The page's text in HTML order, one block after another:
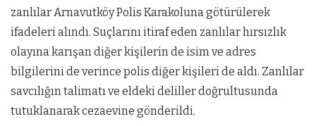
zanlılar Arnavutköy Polis Karakoluna götürülerek
ifadeleri alındı. Suçlarını itiraf eden zanlılar hırsızlık
olayına karışan diğer kişilerin de isim ve adres
bilgilerini de verince polis diğer kişileri de aldı. Zanlılar
savcılığın talimatı ve eldeki deliller doğrultusunda
tutuklanarak cezaevine gönderildi.